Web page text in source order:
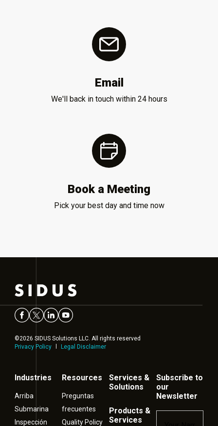
Email
We'll back in touch within 24 hours
Book a Meeting
Pick your best day and time now
©2026 SIDUS Solutions LLC. All rights reserved
Privacy Policy
Legal Disclaimer
Industries
Arriba
Submarina
Inspección
Resources
Preguntas
frecuentes
Quality Policy
Services &
Solutions
Products &
Services
Subscribe to
our
Newsletter